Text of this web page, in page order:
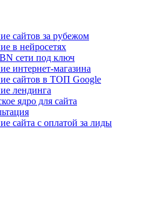
сайтов за рубежом
в нейросетях
сети под ключ
интернет-магазина
сайтов в ТОП Google
лендинга
ядро для сайта
сайта с оплатой за лиды